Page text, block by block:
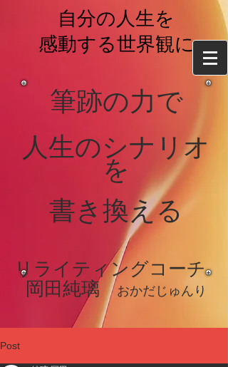
自分の人生を
感動する世界観に
筆跡の力で
​人生のシナリオ
を
書き換える
リライティングコーチ
岡 田純璃 おかだじゅ んり
Post